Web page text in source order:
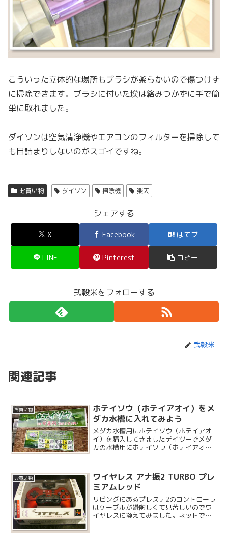
こういった立体的な場所もブラシが柔らかいので傷つけず
に掃除できます。ブラシに付いた埃は絡みつかずに手で簡
単に取れました。
ダイソンは空気清浄機やエアコンのフィルターを掃除して
も目詰まりしないのがスゴイですね。
お買い物 ダイソン 掃除機 楽天
シェアする
X Facebook はてブ
LINE Pinterest コピー
弐穀米をフォローする
弐穀米
関連記事
お買い物
ホテイソウ（ホテイアオイ）をメ
ダカ水槽に入れてみよう
メダカ水槽用にホテイソウ（ホテイアオ
イ）を購入してきましたデイツーでメダ
カの水槽用にホテイソウ（ホテイアオ
のですが、メダカと相性が良いとされて
いる浮き草のひとつですね。...
お買い物
ワイヤレス アナ振2 TURBO プレ
ミアムレッド
リビングにあるプレステ2のコントローラ
はケーブルが鬱陶しくて見苦しいのでワ
イヤレスに換えてみました。ネットでい